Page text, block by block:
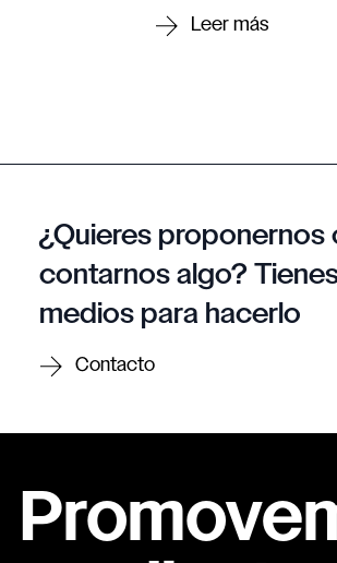
¿Quieres proponernos
contarnos algo?
medios para hacerlo
Contacto